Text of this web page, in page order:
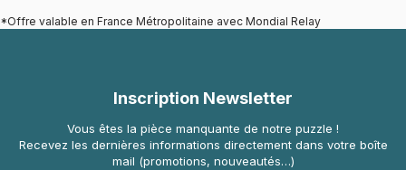
*Offre valable en France Métropolitaine avec Mondial Relay
Inscription Newsletter
Vous êtes la pièce manquante de notre puzzle !
Recevez les dernières informations directement dans votre boîte
mail (promotions, nouveautés…)